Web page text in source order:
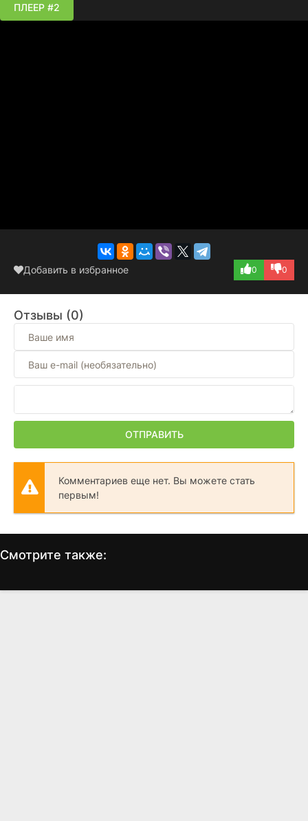
ПЛЕЕР #2
Добавить в избранное 0 0
Отзывы (0)
ОТПРАВИТЬ
Комментариев еще нет. Вы можете стать
первым!
Смотрите также:
Топ Ган: Мэверик 72 часа